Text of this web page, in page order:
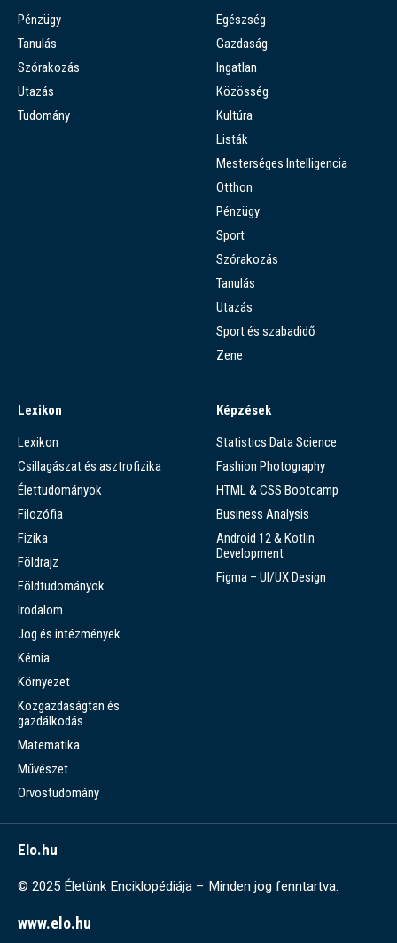
Pénzügy
Tanulás
Szórakozás
Utazás
Tudomány
Egészség
Gazdaság
Ingatlan
Közösség
Kultúra
Listák
Mesterséges Intelligencia
Otthon
Pénzügy
Sport
Szórakozás
Tanulás
Utazás
Sport és szabadidő
Zene
Lexikon
Lexikon
Csillagászat és asztrofizika
Élettudományok
Filozófia
Fizika
Földrajz
Földtudományok
Irodalom
Jog és intézmények
Kémia
Környezet
Közgazdaságtan és
gazdálkodás
Matematika
Művészet
Orvostudomány
Képzések
Statistics Data Science
Fashion Photography
HTML & CSS Bootcamp
Business Analysis
Android 12 & Kotlin
Development
Figma – UI/UX Design
Elo.hu
© 2025 Életünk Enciklopédiája – Minden jog fenntartva.
www.elo.hu